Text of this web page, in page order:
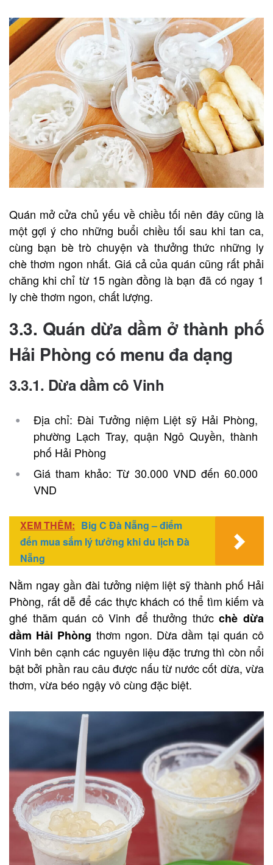
Quán mở cửa chủ yếu về chiều tối nên đây cũng là
một gợi ý cho những buổi chiều tối sau khi tan ca,
cùng bạn bè trò chuyện và thưởng thức những ly
chè thơm ngon nhất. Giá cả của quán cũng rất phải
chăng khi chỉ từ 15 ngàn đồng là bạn đã có ngay 1
ly chè thơm ngon, chất lượng.
3.3. Quán dừa dầm ở thành phố
Hải Phòng có menu đa dạng
3.3.1. Dừa dầm cô Vinh
Địa chỉ: Đài Tưởng niệm Liệt sỹ Hải Phòng,
phường Lạch Tray, quận Ngô Quyền, thành
phố Hải Phòng
Giá tham khảo: Từ 30.000 VND đến 60.000
VND
XEM THÊM: Big C Đà Nẵng – điểm
đến mua sắm lý tưởng khi du lịch Đà
Nẵng
Nằm ngay gần đài tưởng niệm liệt sỹ thành phố Hải
Phòng, rất dễ để các thực khách có thể tìm kiếm và
ghé thăm quán cô Vinh để thưởng thứcchè dừa
dầm Hải Phòng thơm ngon. Dừa dầm tại quán cô
Vinh bên cạnh các nguyên liệu đặc trưng thì còn nổi
bật bởi phần rau câu được nấu từ nước cốt dừa, vừa
thơm, vừa béo ngậy vô cùng đặc biệt.